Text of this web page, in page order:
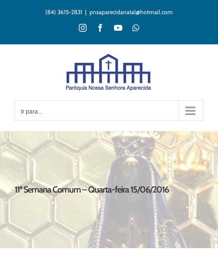
(84) 3615-2831 | pnsaparecidanatal@hotmail.com
InstagramFacebookYouTubeWhatsApp
Ir para...
11ª Semana Comum – Quarta-feira 15/06/2016